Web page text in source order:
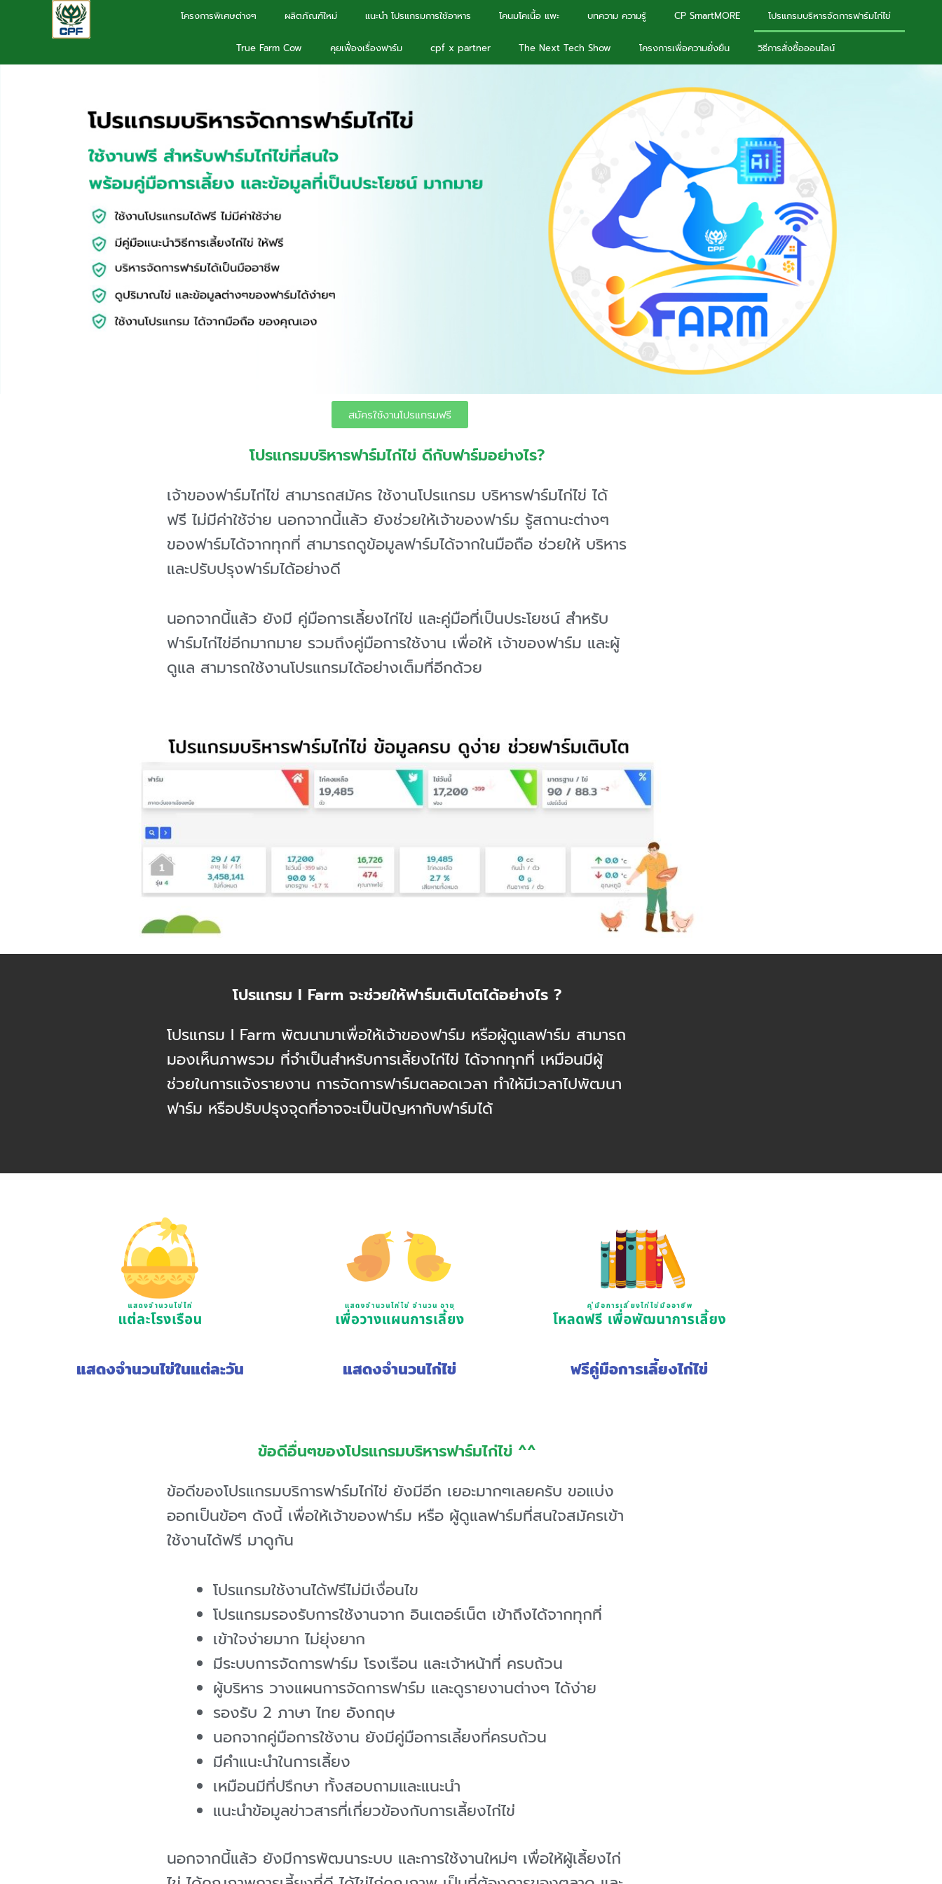
content
โครงการพิเศษต่างๆ ผลิตภัณฑ์ใหม่ แนะนำ โปรแกรมการใช้อาหาร โคนมโคเนื้อ แพะ บทความ ความรู้ CP SmartMORE โปรแกรมบริหารจัดการฟาร์มไก่ไข่
True Farm Cow คุยเฟื่องเรื่องฟาร์ม cpf x partner The Next Tech Show โครงการเพื่อความยั่งยืน วิธีการสั่งซื้อออนไลน์
สมัครใช้งานโปรแกรมฟรี
โปรแกรมบริหารฟาร์มไก่ไข่ ดีกับฟาร์มอย่างไร?
เจ้าของฟาร์มไก่ไข่ สามารถสมัคร ใช้งานโปรแกรม บริหารฟาร์มไก่ไข่ ได้
ฟรี ไม่มีค่าใช้จ่าย นอกจากนี้แล้ว ยังช่วยให้เจ้าของฟาร์ม รู้สถานะต่างๆ
ของฟาร์มได้จากทุกที่ สามารถดูข้อมูลฟาร์มได้จากในมือถือ ช่วยให้ บริหาร
และปรับปรุงฟาร์มได้อย่างดี
นอกจากนี้แล้ว ยังมี คู่มือการเลี้ยงไก่ไข่ และคู่มือที่เป็นประโยชน์ สำหรับ
ฟาร์มไก่ไข่อีกมากมาย รวมถึงคู่มือการใช้งาน เพื่อให้ เจ้าของฟาร์ม และผู้
ดูแล สามารถใช้งานโปรแกรมได้อย่างเต็มที่อีกด้วย
โปรแกรม I Farm จะช่วยให้ฟาร์มเติบโตได้อย่างไร ?
โปรแกรม I Farm พัฒนามาเพื่อให้เจ้าของฟาร์ม หรือผู้ดูแลฟาร์ม สามารถ
มองเห็นภาพรวม ที่จำเป็นสำหรับการเลี้ยงไก่ไข่ ได้จากทุกที่ เหมือนมีผู้
ช่วยในการแจ้งรายงาน การจัดการฟาร์มตลอดเวลา ทำให้มีเวลาไปพัฒนา
ฟาร์ม หรือปรับปรุงจุดที่อาจจะเป็นปัญหากับฟาร์มได้
แสดงจำนวนไข่ในแต่ละวัน แสดงจำนวนไก่ไข่ ฟรีคู่มือการเลี้ยงไก่ไข่
ข้อดีอื่นๆของโปรแกรมบริหารฟาร์มไก่ไข่ ^^
ข้อดีของโปรแกรมบริการฟาร์มไก่ไข่ ยังมีอีก เยอะมากๆเลยครับ ขอแบ่ง
ออกเป็นข้อๆ ดังนี้ เพื่อให้เจ้าของฟาร์ม หรือ ผู้ดูแลฟาร์มที่สนใจสมัครเข้า
ใช้งานได้ฟรี มาดูกัน
โปรแกรมใช้งานได้ฟรีไม่มีเงื่อนไข
โปรแกรมรองรับการใช้งานจาก อินเตอร์เน็ต เข้าถึงได้จากทุกที่
เข้าใจง่ายมาก ไม่ยุ่งยาก
มีระบบการจัดการฟาร์ม โรงเรือน และเจ้าหน้าที่ ครบถ้วน
ผู้บริหาร วางแผนการจัดการฟาร์ม และดูรายงานต่างๆ ได้ง่าย
รองรับ 2 ภาษา ไทย อังกฤษ
นอกจากคู่มือการใช้งาน ยังมีคู่มือการเลี้ยงที่ครบถ้วน
มีคำแนะนำในการเลี้ยง
เหมือนมีที่ปรึกษา ทั้งสอบถามและแนะนำ
แนะนำข้อมูลข่าวสารที่เกี่ยวข้องกับการเลี้ยงไก่ไข่
นอกจากนี้แล้ว ยังมีการพัฒนาระบบ และการใช้งานใหม่ๆ เพื่อให้ผู้เลี้ยงไก่